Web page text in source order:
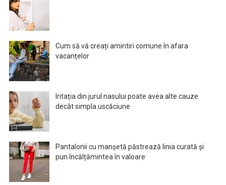
Cum să vă creați amintiri comune în afara
vacanțelor
Iritația din jurul nasului poate avea alte cauze
decât simpla uscăciune
Pantalonii cu manșetă păstrează linia curată și
pun încălțămintea în valoare